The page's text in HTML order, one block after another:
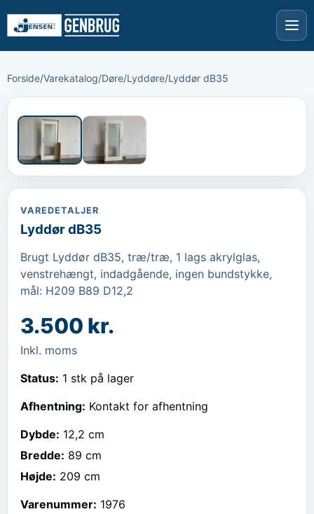
Forside/Varekatalog/Døre/Lyddøre/Lyddør dB35
VAREDETALJER
Lyddør dB35
Brugt Lyddør dB35, træ/træ, 1 lags akrylglas,
venstrehængt, indadgående, ingen bundstykke,
mål: H209 B89 D12,2
3.500 kr.
Inkl. moms
Status: 1 stk på lager
Afhentning: Kontakt for afhentning
Dybde: 12,2 cm
Bredde: 89 cm
Højde: 209 cm
Varenummer: 1976